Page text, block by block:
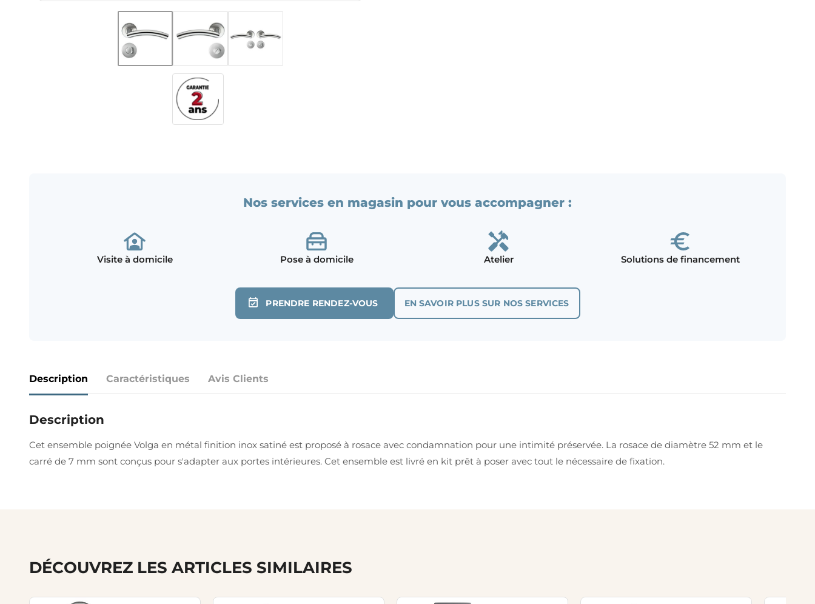
Nos services en magasin pour vous accompagner :
Visite à domicile Pose à domicile Atelier Solutions de financement
PRENDRE RENDEZ-VOUS EN SAVOIR PLUS SUR NOS SERVICES
Description Caractéristiques Avis Clients
Description
Cet ensemble poignée Volga en métal finition inox satiné est proposé à rosace avec condamnation pour une intimité préservée. La rosace de diamètre 52 mm et le
carré de 7 mm sont conçus pour s'adapter aux portes intérieures. Cet ensemble est livré en kit prêt à poser avec tout le nécessaire de fixation.
DÉCOUVREZ LES ARTICLES SIMILAIRES